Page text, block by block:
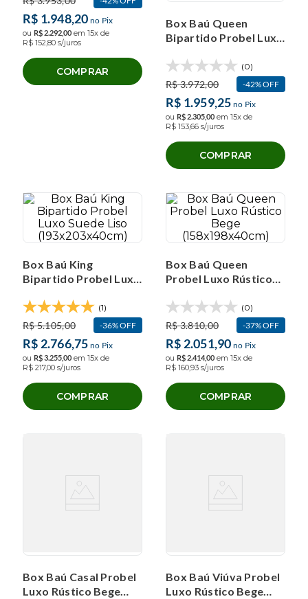
R$ 1.948,20 no Pix
ou R$2.29200 em 15x de
R$ 152,80 s/juros
COMPRAR
Box Baú Queen
Bipartido Probel Luxo
(158x198x40cm)
(0)
R$3.972,00 42%OFF
R$ 1.959,25 no Pix
ou R$2.30500 em 15x de
R$ 153,66 s/juros
COMPRAR
Box Baú King
Bipartido Probel Luxo
(193x203x40cm)
(1)
R$5.105,00 36%OFF
R$2.766,75 no Pix
ou R$3.25500 em 15x de
R$ 217,00 s/juros
COMPRAR
Box Baú Queen
Probel Luxo Rústico
(0)
R$3.810,00 37%OFF
R$2.051,90 no Pix
ou R$2.414,00 em 15x de
R$ 160,93 s/juros
COMPRAR
Box Baú Casal Probel
Luxo Rústico Bege
Box Baú Viúva Probel
Luxo Rústico Bege